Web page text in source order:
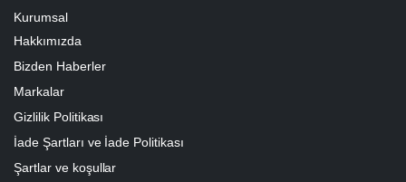
Kurumsal
Hakkımızda
Bizden Haberler
Markalar
Gizlilik Politikası
İade Şartları ve İade Politikası
Şartlar ve koşullar